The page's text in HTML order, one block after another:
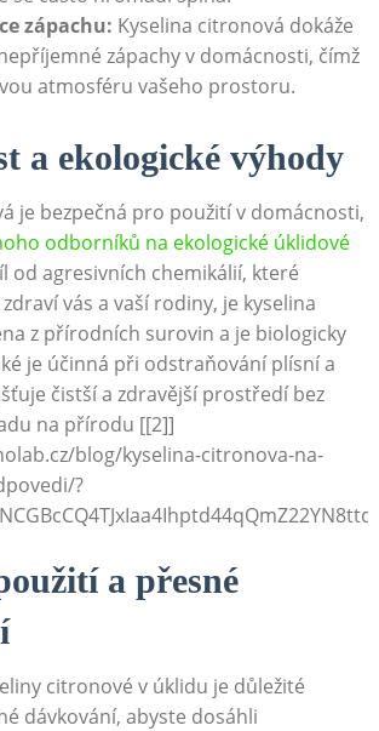
zápachu: Kyselina citronová‌ dokáže
zápachy v domácnosti, čímž
atmosféru⁤ vašeho prostoru.
a ekologické výhody
je bezpečná pro použití v domácnosti,‍
odborníků na ekologické úklidové
od agresivních chemikálií, které​
vás a⁣ vaší rodiny, je ‍kyselina
z přírodních surovin a⁢ je biologicky
je účinná při​ odstraňování plísní⁢ a
čistší a zdravější prostředí bez
na přírodu [[2]]
blog/kyselina-citronova-na-
?
a přesné
citronové v úklidu je důležité
dávkování, abyste dosáhli